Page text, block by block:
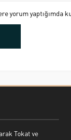
yorum yaptığımda
Tokat ve